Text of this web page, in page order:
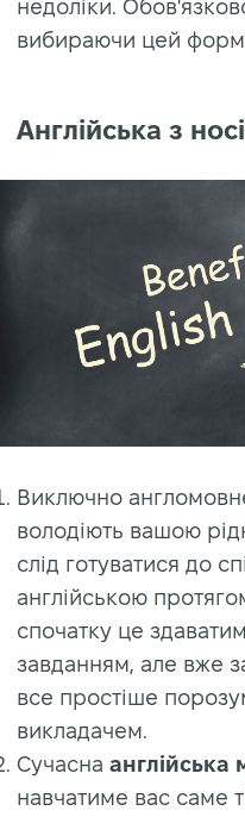
недоліки.
вибираючи цей
Англійська з
Виключно
володіють вашою
слід готуватися до
англійською
спочатку це
завданням, але вже
все простіше
викладачем.
Сучасна англійська
навчатиме вас саме